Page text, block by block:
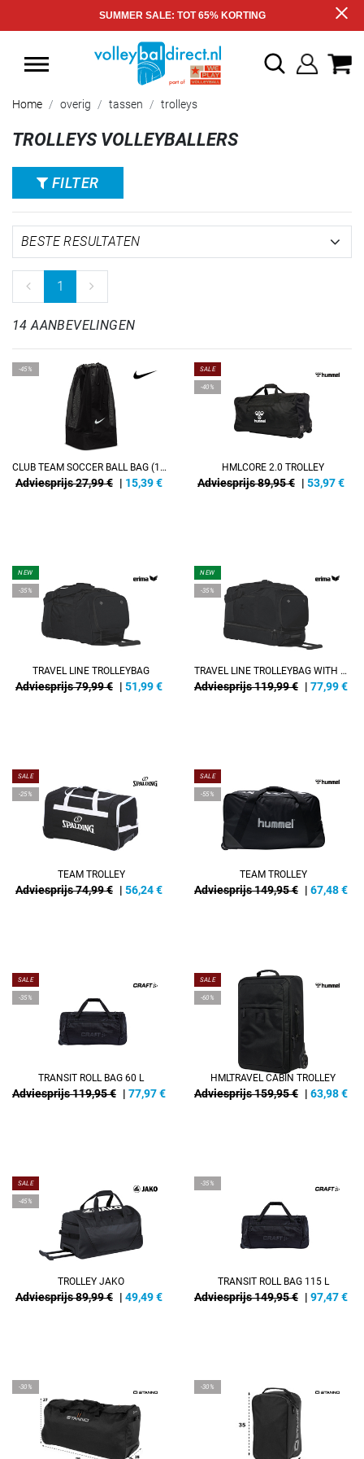
SUMMER SALE: TOT 65% KORTING
Home overig tassen trolleys
TROLLEYS VOLLEYBALLERS
FILTER
1
14 AANBEVELINGEN
-45%
CLUB TEAM SOCCER BALL BAG (160L)
Adviesprijs 27,99 € | 15,39€
SALE
-40%
HMLCORE 2.0 TROLLEY
Adviesprijs 89,95 € | 53,97€
NEW
-35%
TRAVEL LINE TROLLEYBAG
Adviesprijs 79,99 € | 51,99€
NEW
-35%
TRAVEL LINE TROLLEYBAG WITH BOTTOMCASE
Adviesprijs 119,99 € | 77,99€
SALE
-25%
TEAM TROLLEY
Adviesprijs 74,99 € | 56,24€
SALE
-55%
TEAM TROLLEY
Adviesprijs 149,95 € | 67,48€
SALE
-35%
TRANSIT ROLL BAG 60 L
Adviesprijs 119,95 € | 77,97€
SALE
-60%
HMLTRAVEL CABIN TROLLEY
Adviesprijs 159,95 € | 63,98€
SALE
-45%
TROLLEY JAKO
Adviesprijs 89,99 € | 49,49€
-35%
TRANSIT ROLL BAG 115 L
Adviesprijs 149,95 € | 97,47€
-30% -30%